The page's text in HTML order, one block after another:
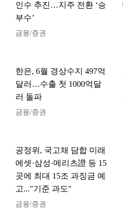
인수 추진…지주 전환 ‘승
부수’
금융/증권
한은, 6월 경상수지 497억
달러…수출 첫 1000억달
러 돌파
금융/증권
공정위, 국고채 담합 미래
에셋·삼성·메리츠證 등 15
곳에 최대 15조 과징금 예
고..."기준 과도"
금융/증권